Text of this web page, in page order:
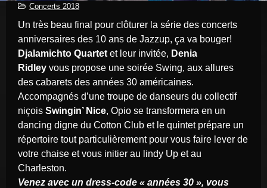
Concerts 2018
Un très beau final pour clôturer la série des concerts
anniversaires des 10 ans de Jazzup, ça va bouger!
Djalamichto Quartetet leur invitée, Denia
Ridley vous propose une soirée Swing, aux allures
des cabarets des années 30 américaines.
Accompagnés d’une troupe de danseurs du collectif
niçois Swingin’ Nice, Opio se transformera en un
dancing digne du Cotton Club et le quintet prépare un
répertoire tout particulièrement pour vous faire lever de
votre chaise et vous initier au lindy Up et au
Charleston.
Venez avec un dress-code « années 30 », vous